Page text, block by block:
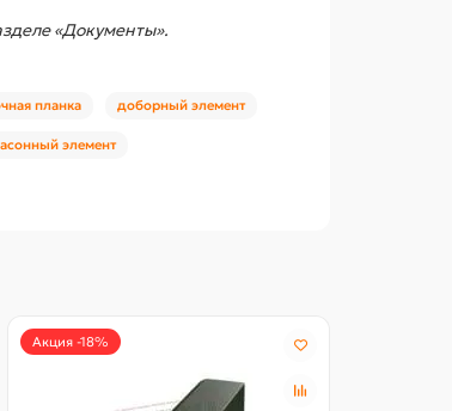
«Документы».
планка доборный элемент
элемент
Акция -18%